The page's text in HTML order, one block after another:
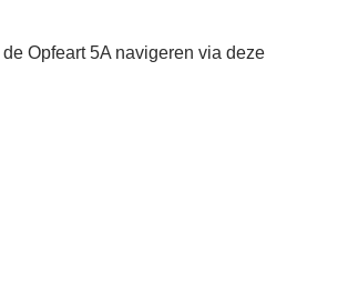
Opfeart 5A navigeren via deze